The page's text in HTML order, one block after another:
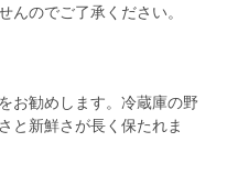
んのでご了承ください。
お勧めします。冷蔵庫の野
と新鮮さが長く保たれま